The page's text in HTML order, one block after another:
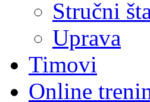
Stručni
Uprava
Timovi
Online